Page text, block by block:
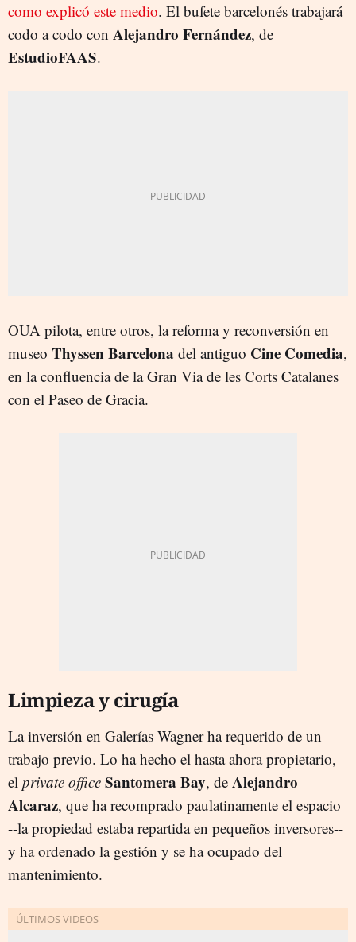
como explicó este medio. El bufete barcelonés trabajará
codo a codo con Alejandro Fernández, de
EstudioFAAS.
OUA pilota, entre otros, la reforma y reconversión en
museo ThyssenBarcelona del antiguo Cine Comedia,
en la confluencia de la Gran Via de les Corts Catalanes
con el Paseo de Gracia.
Limpieza y cirugía
La inversión en Galerías Wagner ha requerido de un
trabajo previo. Lo ha hecho el hasta ahora propietario,
el private office Santomera Bay, de Alejandro
Alcaraz, que ha recomprado paulatinamente el espacio
--la propiedad estaba repartida en pequeños inversores--
y ha ordenado la gestión y se ha ocupado del
mantenimiento.